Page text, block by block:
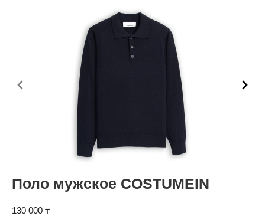
Поло мужское COSTUMEIN
130 000 ₸